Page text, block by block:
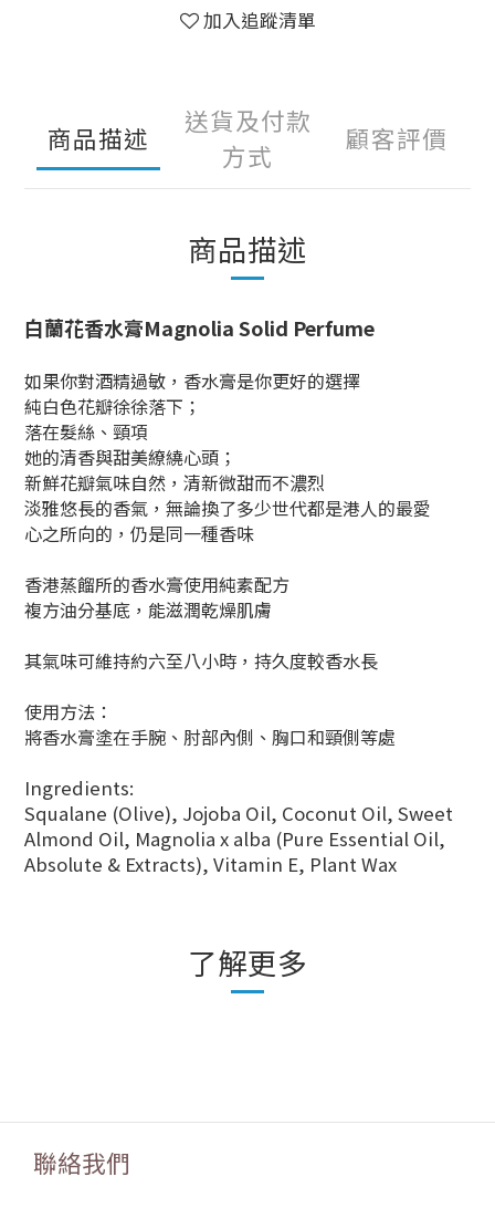
加入追蹤清單
商品描述
送貨及付款
方式
顧客評價
商品描述
白蘭花香水膏Magnolia Solid Perfume
如果你對酒精過敏，香水膏是你更好的選擇
純白色花瓣徐徐落下；
落在髮絲、頸項
她的清香與甜美繚繞心頭；
新鮮花瓣氣味自然，清新微甜而不濃烈
淡雅悠長的香氣，無論換了多少世代都是港人的最愛
心之所向的，仍是同一種香味
香港蒸餾所的香水膏使用純素配方
複方油分基底，能滋潤乾燥肌膚
其氣味可維持約六至八小時，持久度較香水長
使用方法：
將香水膏塗在手腕、肘部內側、胸口和頸側等處
Ingredients:
Squalane (Olive), Jojoba Oil, Coconut Oil, Sweet
Almond Oil, Magnolia x alba (Pure Essential Oil,
Absolute & Extracts), Vitamin E, Plant Wax
了解更多
聯絡我們